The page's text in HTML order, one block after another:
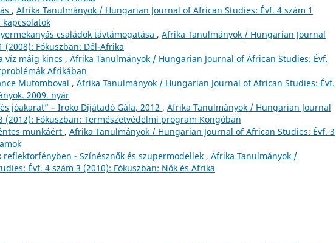
, Afrika Tanulmányok / Hungarian Journal of African Studies: Évf. 4 szám 1
kapcsolatok
családok távtámogatása , Afrika Tanulmányok / Hungarian Journal
Fókuszban: Dél-Afrika
víz máig kincs , Afrika Tanulmányok / Hungarian Journal of African Studies: Évf.
Afrikában
Mutomboval , Afrika Tanulmányok / Hungarian Journal of African Studies: Évf.
2009. nyár
jóakarat” – Iroko Díjátadó Gála, 2012 , Afrika Tanulmányok / Hungarian Journal
(2012): Fókuszban: Természetvédelmi program Kongóban
munkáért , Afrika Tanulmányok / Hungarian Journal of African Studies: Évf. 3
reflektorfényben - Színésznők és szupermodellek , Afrika Tanulmányok /
Évf. 4 szám 3 (2010): Fókuszban: Nők és Afrika